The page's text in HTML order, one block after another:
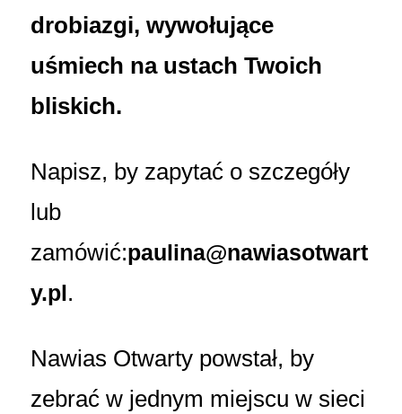
drobiazgi, wywołujące
uśmiech na ustach Twoich
bliskich.
Napisz, by zapytać o szczegóły
lub
zamówić:paulina@nawiasotwart
y.pl.
Nawias Otwarty powstał, by
zebrać w jednym miejscu w sieci